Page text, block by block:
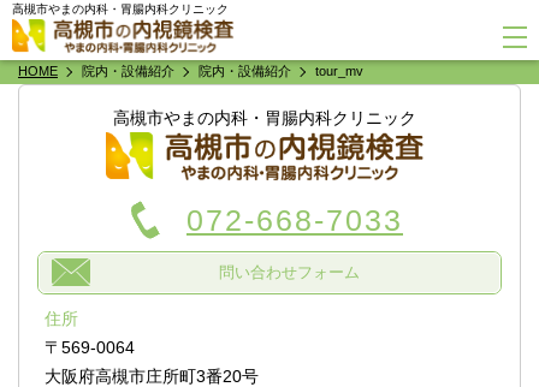
高槻市やまの内科・胃腸内科クリニック
HOME 院内・設備紹介 院内・設備紹介 tour_mv
高槻市やまの内科・胃腸内科クリニック
072-668-7033
問い合わせフォーム
住所
〒569-0064
大阪府高槻市庄所町3番20号